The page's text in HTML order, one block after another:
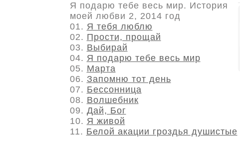
Я подарю тебе весь мир. История
моей любви 2, 2014 год
01. Я тебя люблю
02. Прости, прощай
03. Выбирай
04. Я подарю тебе весь мир
05. Марта
06. Запомню тот день
07. Бессонница
08. Волшебник
09. Дай, Бог
10. Я живой
11. Белой акации гроздья душистые